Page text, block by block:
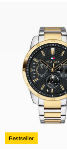
Bestseller